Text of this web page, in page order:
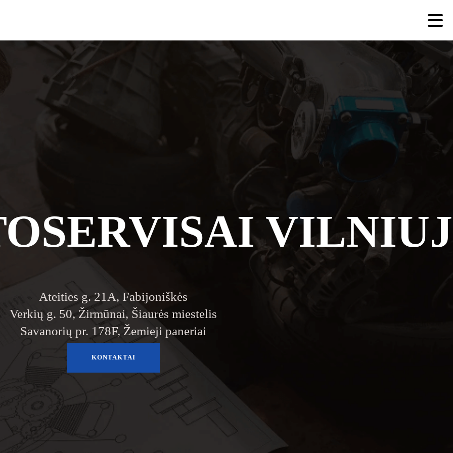
Ateities g. 21A, Fabijoniškės
Verkių g. 50, Žirmūnai, Šiaurės miestelis
Savanorių pr. 178F, Žemieji paneriai
KONTAKTAI